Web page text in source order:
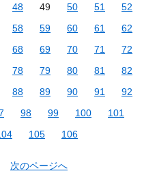
48 49 50 51
52
58 59 60 61
62
68 69 70 71
72
78 79 80 81
82
88 89 90 91
92
98 99 100
101
105 106
次のページへ